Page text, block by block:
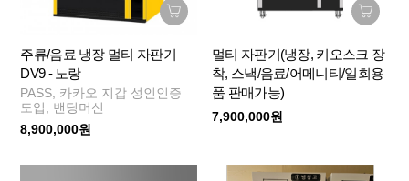
주류/음료 냉장 멀티 자판기
DV9 - 노랑
PASS, 카카오 지갑 성인인증
도입, 밴딩머신
8,900,000원
멀티 자판기(냉장, 키오스크 장
착, 스낵/음료/어메니티/일회용
품 판매가능)
7,900,000원